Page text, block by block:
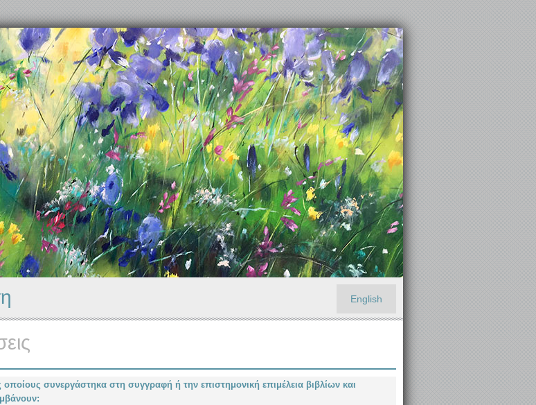
English
οποίους συνεργάστηκα στη συγγραφή ή την επιστημονική επιμέλεια βιβλίων και